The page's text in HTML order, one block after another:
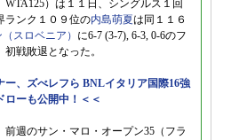
WTA125）は１１日、シングルス１回
ランク１０９位の内島萌夏は同１１６
スロベニア） に6-7 (3-7), 6-3, 0-6のフ
戦敗退となった。
ー、ズべレフら BNLイタリア国際16強
ローも公開中！＜＜
前週のサン・マロ・オープン35（フラ